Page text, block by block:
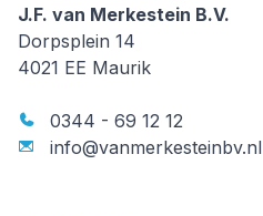
J.F. van Merkestein B.V.
J.F. van Merkestein B.V.
Dorpsplein 14
4021 EE Maurik
0344 - 69 12 12
info@vanmerkesteinbv.nl